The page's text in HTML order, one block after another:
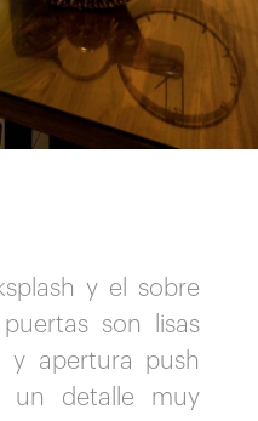
y el sobre
son lisas
apertura push
un detalle muy